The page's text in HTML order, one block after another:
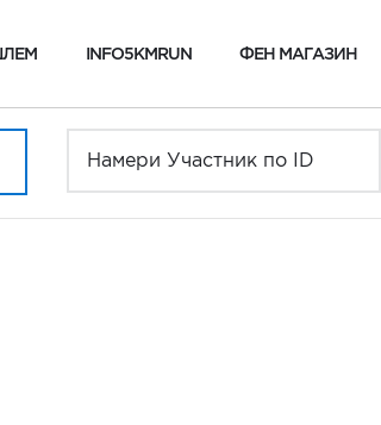
INFO5KMRUN ФЕН МАГАЗИН